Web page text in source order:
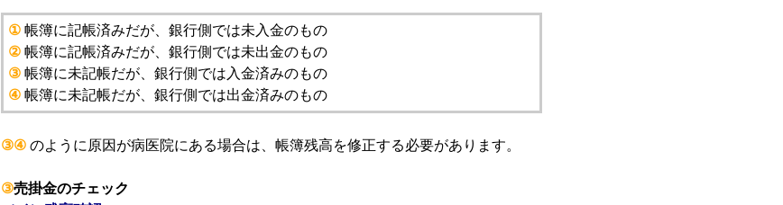
① 帳簿に記帳済みだが、銀行側では未入金のもの
② 帳簿に記帳済みだが、銀行側では未出金のもの
③ 帳簿に未記帳だが、銀行側では入金済みのもの
④ 帳簿に未記帳だが、銀行側では出金済みのもの
③④ のように原因が病医院にある場合は、帳簿残高を修正する必要があります。
③売掛金のチェック